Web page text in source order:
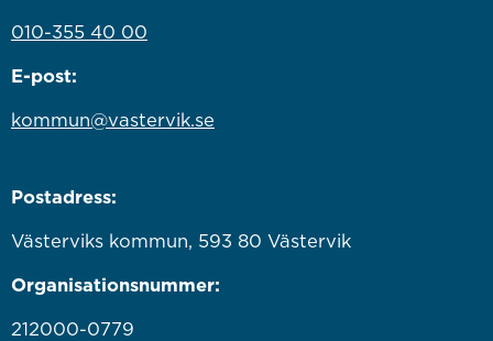
010-355 40 00
E-post:
kommun@vastervik.se
Postadress:
Västerviks kommun, 593 80 Västervik
Organisationsnummer:
212000-0779